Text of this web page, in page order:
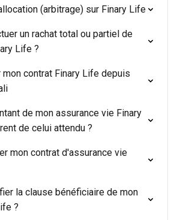
(arbitrage) sur Finary Life
un rachat total ou partiel de
Life ?
mon contrat Finary Life depuis
de mon assurance vie Finary
de celui attendu ?
mon contrat d'assurance vie
la clause bénéficiaire de mon
?